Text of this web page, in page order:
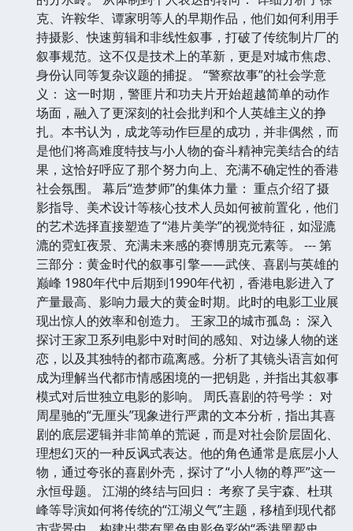
克、许鞍华、谭家明等人的早期作品，他们如何利用手
持摄影、快速剪辑和非线性叙事，打破了传统制片厂的
叙事规范。这不仅是技术上的革新，更是对城市焦虑、
身份认同等复杂议题的捕捉。 “警察故事”的社会学意
义： 这一时期，警匪片和功夫片开始超越简单的动作
场面，融入了更深刻的社会批判和个人英雄主义的挣
扎。本书认为，成龙等动作巨星的成功，并非偶然，而
是他们将高难度特技与小人物的奋斗精神完美结合的结
果，这恰好呼应了那个努力向上、充满不确定性的香港
社会氛围。 幕后“造梦师”的集体力量： 重点介绍了摄
影指导、美术设计等核心技术人员如何被前置化，他们
的艺术选择直接塑造了“港片美学”的视觉特征，如湿漉
漉的霓虹夜景、充满未来感的赛博朋克元素等。 --- 第
三部分：黄金时代的叙事引擎——武侠、喜剧与英雄的
巅峰 1980年代中后期到1990年代初，香港电影进入了
产量最高、影响力最大的黄金时期。此时的电影工业展
现出惊人的效率和创造力。 王家卫的城市孤岛： 深入
探讨王家卫系列电影中对时间的感知、对边缘人物的迷
恋，以及其独特的都市疏离感。分析了其镜头语言如何
成为理解当代都市情感困境的一把钥匙，并指出其叙事
模式对后世独立电影的影响。 周氏喜剧的符号学： 对
周星驰的“无厘头”现象进行严肃的文本分析，指出其喜
剧的底层逻辑并非简单的荒诞，而是对社会阶层固化、
理想幻灭的一种反讽式表达。他的角色通常是底层小人
物，通过夸张的喜剧外壳，探讨了“小人物的尊严”这一
永恒母题。 江湖的终结与回归： 考察了吴宇森、杜琪
峰等导演如何将传统的“江湖义气”主题，移植到现代都